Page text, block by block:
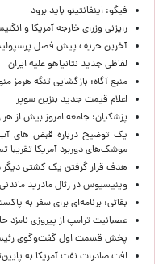
فیگو: اینفانتینو باید برود
رایزنی وزرای خارجه آمریکا و
آخرین حریف پیش فصل
لفاظی جدید نتانیاهو علیه ایران
منبع آگاه: بازگشایی تنگه هرمز
اعلام قیمت جدید بنزین سوپر
پزشکیان: جامعه امروز بیش از هر
یک توضیح درباره قبض های آب
موشک‌های دوربرد آمریکا تقریبا
هدف قرار گرفتن یک کشتی
وینیسیوس در رئال مادرید
بقائی: برنامه‌ای برای سفر به
عصبانیت ترامپ از پیروزی
پخش قسمت اول گفت‌وگوی
افت صادرات نفت آمریکا به پایین‌ترین